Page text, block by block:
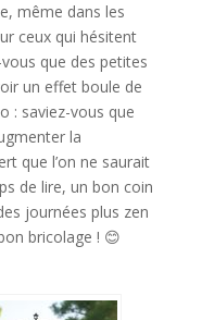
même dans les
ceux qui hésitent
que des petites
un effet boule de
: saviez-vous que
la
que l’on ne saurait
de lire, un bon coin
journées plus zen
bricolage ! 😊